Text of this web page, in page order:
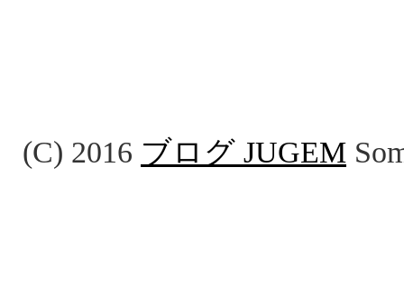
(C) 2016 ブログ JUGEM